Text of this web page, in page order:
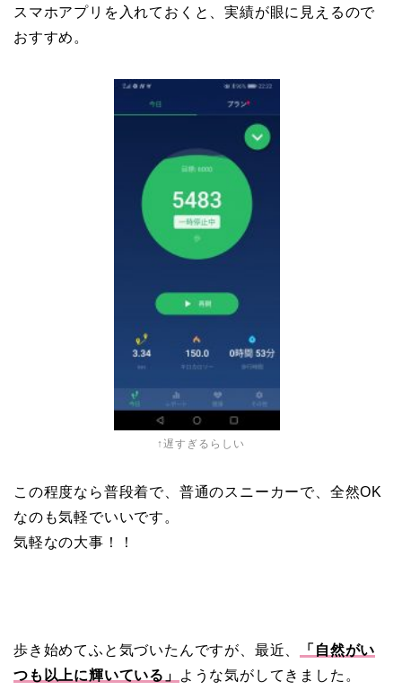
スマホアプリを入れておくと、実績が眼に見えるので
おすすめ。
↑遅すぎるらしい
この程度なら普段着で、普通のスニーカーで、全然OK
なのも気軽でいいです。
気軽なの大事！！
歩き始めてふと気づいたんですが、最近、
「自然がい
つも以上に輝いている」
ような気がしてきました。